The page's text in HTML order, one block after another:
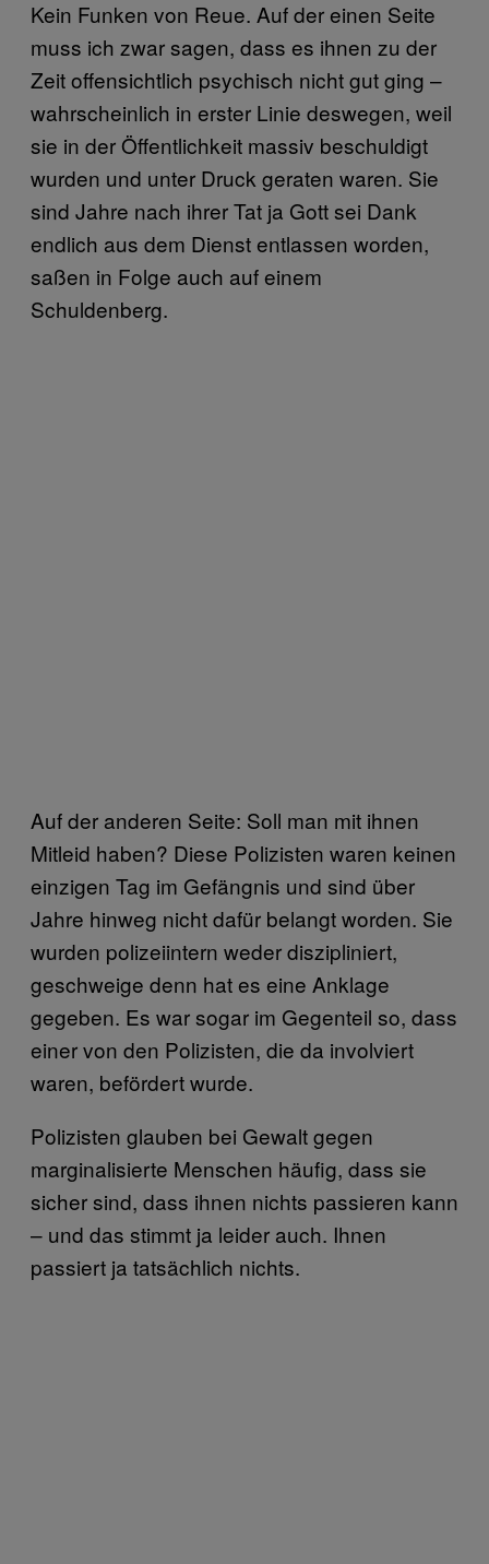
Kein Funken von Reue. Auf der einen Seite
muss ich zwar sagen, dass es ihnen zu der
Zeit offensichtlich psychisch nicht gut ging –
wahrscheinlich in erster Linie deswegen, weil
sie in der Öffentlichkeit massiv beschuldigt
wurden und unter Druck geraten waren. Sie
sind Jahre nach ihrer Tat ja Gott sei Dank
endlich aus dem Dienst entlassen worden,
saßen in Folge auch auf einem
Schuldenberg.
Auf der anderen Seite: Soll man mit ihnen
Mitleid haben? Diese Polizisten waren keinen
einzigen Tag im Gefängnis und sind über
Jahre hinweg nicht dafür belangt worden. Sie
wurden polizeiintern weder diszipliniert,
geschweige denn hat es eine Anklage
gegeben. Es war sogar im Gegenteil so, dass
einer von den Polizisten, die da involviert
waren, befördert wurde.
Polizisten glauben bei Gewalt gegen
marginalisierte Menschen häufig, dass sie
sicher sind, dass ihnen nichts passieren kann
– und das stimmt ja leider auch. Ihnen
passiert ja tatsächlich nichts.